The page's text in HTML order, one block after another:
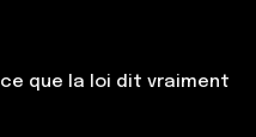
que la loi dit vraiment